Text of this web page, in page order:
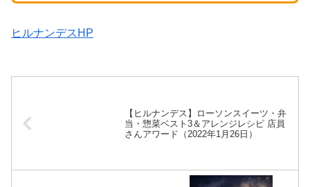
ヒルナンデスHP
【ヒルナンデス】ローソンスイーツ・弁
当・惣菜ベスト3＆アレンジレシピ 店員
さんアワード（2022年1月26日）